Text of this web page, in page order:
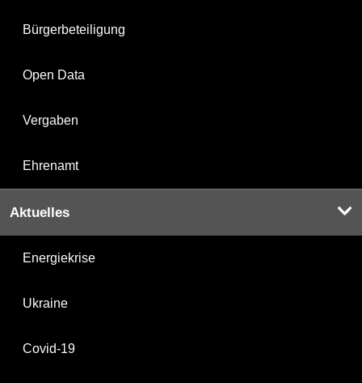
Bürgerbeteiligung
Open Data
Vergaben
Ehrenamt
Aktuelles
Energiekrise
Ukraine
Covid-19